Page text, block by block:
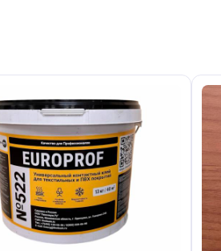
+-10% мм
31/32 кл.